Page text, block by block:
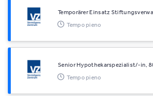
Temporärer Einsatz
Tempo pieno
Senior Hypothekarspezialist/-in,
Tempo pieno